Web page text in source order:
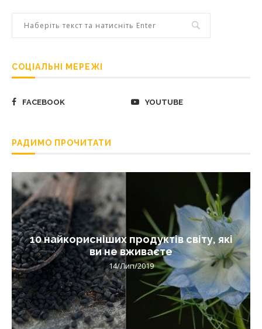
СОЦІАЛЬНІ МЕРЕЖІ
FACEBOOK YOUTUBE
РАДИМО ПРОЧИТАТИ
10 найкорисніших продуктів світу, які
ви не вживаєте
14/Лип/2019